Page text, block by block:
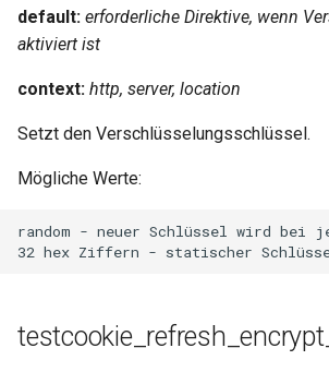
default: erforderliche Direktive, wenn
aktiviert ist
context: http, server, location
Setzt den Verschlüsselungsschlüssel.
Mögliche Werte:
random - neuer Schlüssel wird bei